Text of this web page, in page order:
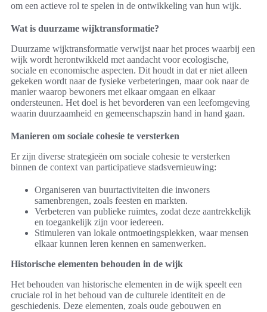
om een actieve rol te spelen in de ontwikkeling van hun wijk.
Wat is duurzame wijktransformatie?
Duurzame wijktransformatie verwijst naar het proces waarbij een
wijk wordt herontwikkeld met aandacht voor ecologische,
sociale en economische aspecten. Dit houdt in dat er niet alleen
gekeken wordt naar de fysieke verbeteringen, maar ook naar de
manier waarop bewoners met elkaar omgaan en elkaar
ondersteunen. Het doel is het bevorderen van een leefomgeving
waarin duurzaamheid en gemeenschapszin hand in hand gaan.
Manieren om sociale cohesie te versterken
Er zijn diverse strategieën om sociale cohesie te versterken
binnen de context van participatieve stadsvernieuwing:
Organiseren van buurtactiviteiten die inwoners
samenbrengen, zoals feesten en markten.
Verbeteren van publieke ruimtes, zodat deze aantrekkelijk
en toegankelijk zijn voor iedereen.
Stimuleren van lokale ontmoetingsplekken, waar mensen
elkaar kunnen leren kennen en samenwerken.
Historische elementen behouden in de wijk
Het behouden van historische elementen in de wijk speelt een
cruciale rol in het behoud van de culturele identiteit en de
geschiedenis. Deze elementen, zoals oude gebouwen en